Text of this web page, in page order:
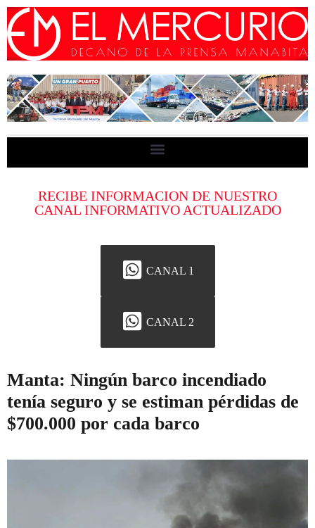
RECIBE INFORMACION DE NUESTRO
CANAL INFORMATIVO ACTUALIZADO
CANAL 1
CANAL 2
Manta: Ningún barco incendiado
tenía seguro y se estiman pérdidas de
$700.000 por cada barco